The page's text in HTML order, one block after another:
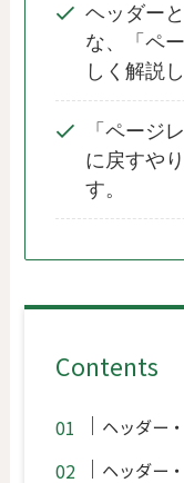
ヘッダー
な、「ペ
しく解説
「ページ
に戻すや
す。
Contents
ヘッダー
ヘッダー